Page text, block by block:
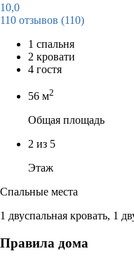
10,0
110 отзывов (110)
1 спальня
2 кровати
4 гостя
56 м2
Общая площадь
2 из 5
Этаж
Спальные места
1 двуспальная кровать, 1
Правила дома